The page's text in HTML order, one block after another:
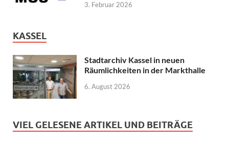
3. Februar 2026
KASSEL
Stadtarchiv Kassel in neuen
Räumlichkeiten in der Markthalle
6. August 2026
VIEL GELESENE ARTIKEL UND BEITRÄGE